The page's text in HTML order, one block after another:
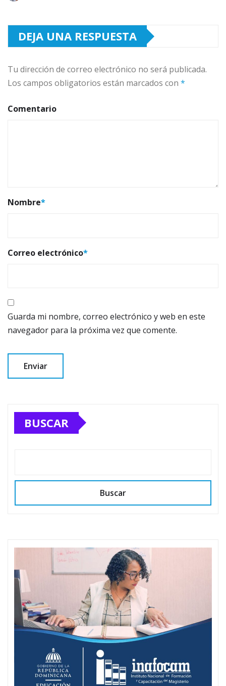
DEJA UNA RESPUESTA
Tu dirección de correo electrónico no será publicada.
Los campos obligatorios están marcados con *
Comentario
Nombre*
Correo electrónico*
Guarda mi nombre, correo electrónico y web en este
navegador para la próxima vez que comente.
BUSCAR
Buscar